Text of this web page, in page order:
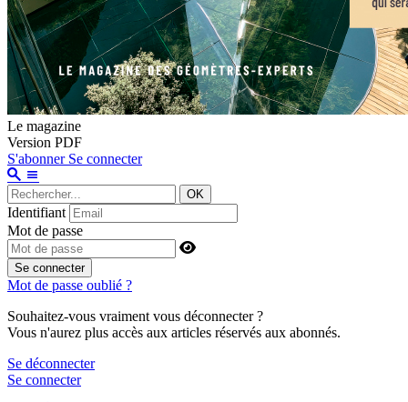
Le magazine
Version PDF
S'abonner Se connecter
OK
Identifiant
Mot de passe
Se connecter
Mot de passe oublié ?
Souhaitez-vous vraiment vous déconnecter ?
Vous n'aurez plus accès aux articles réservés aux abonnés.
Se déconnecter
Se connecter